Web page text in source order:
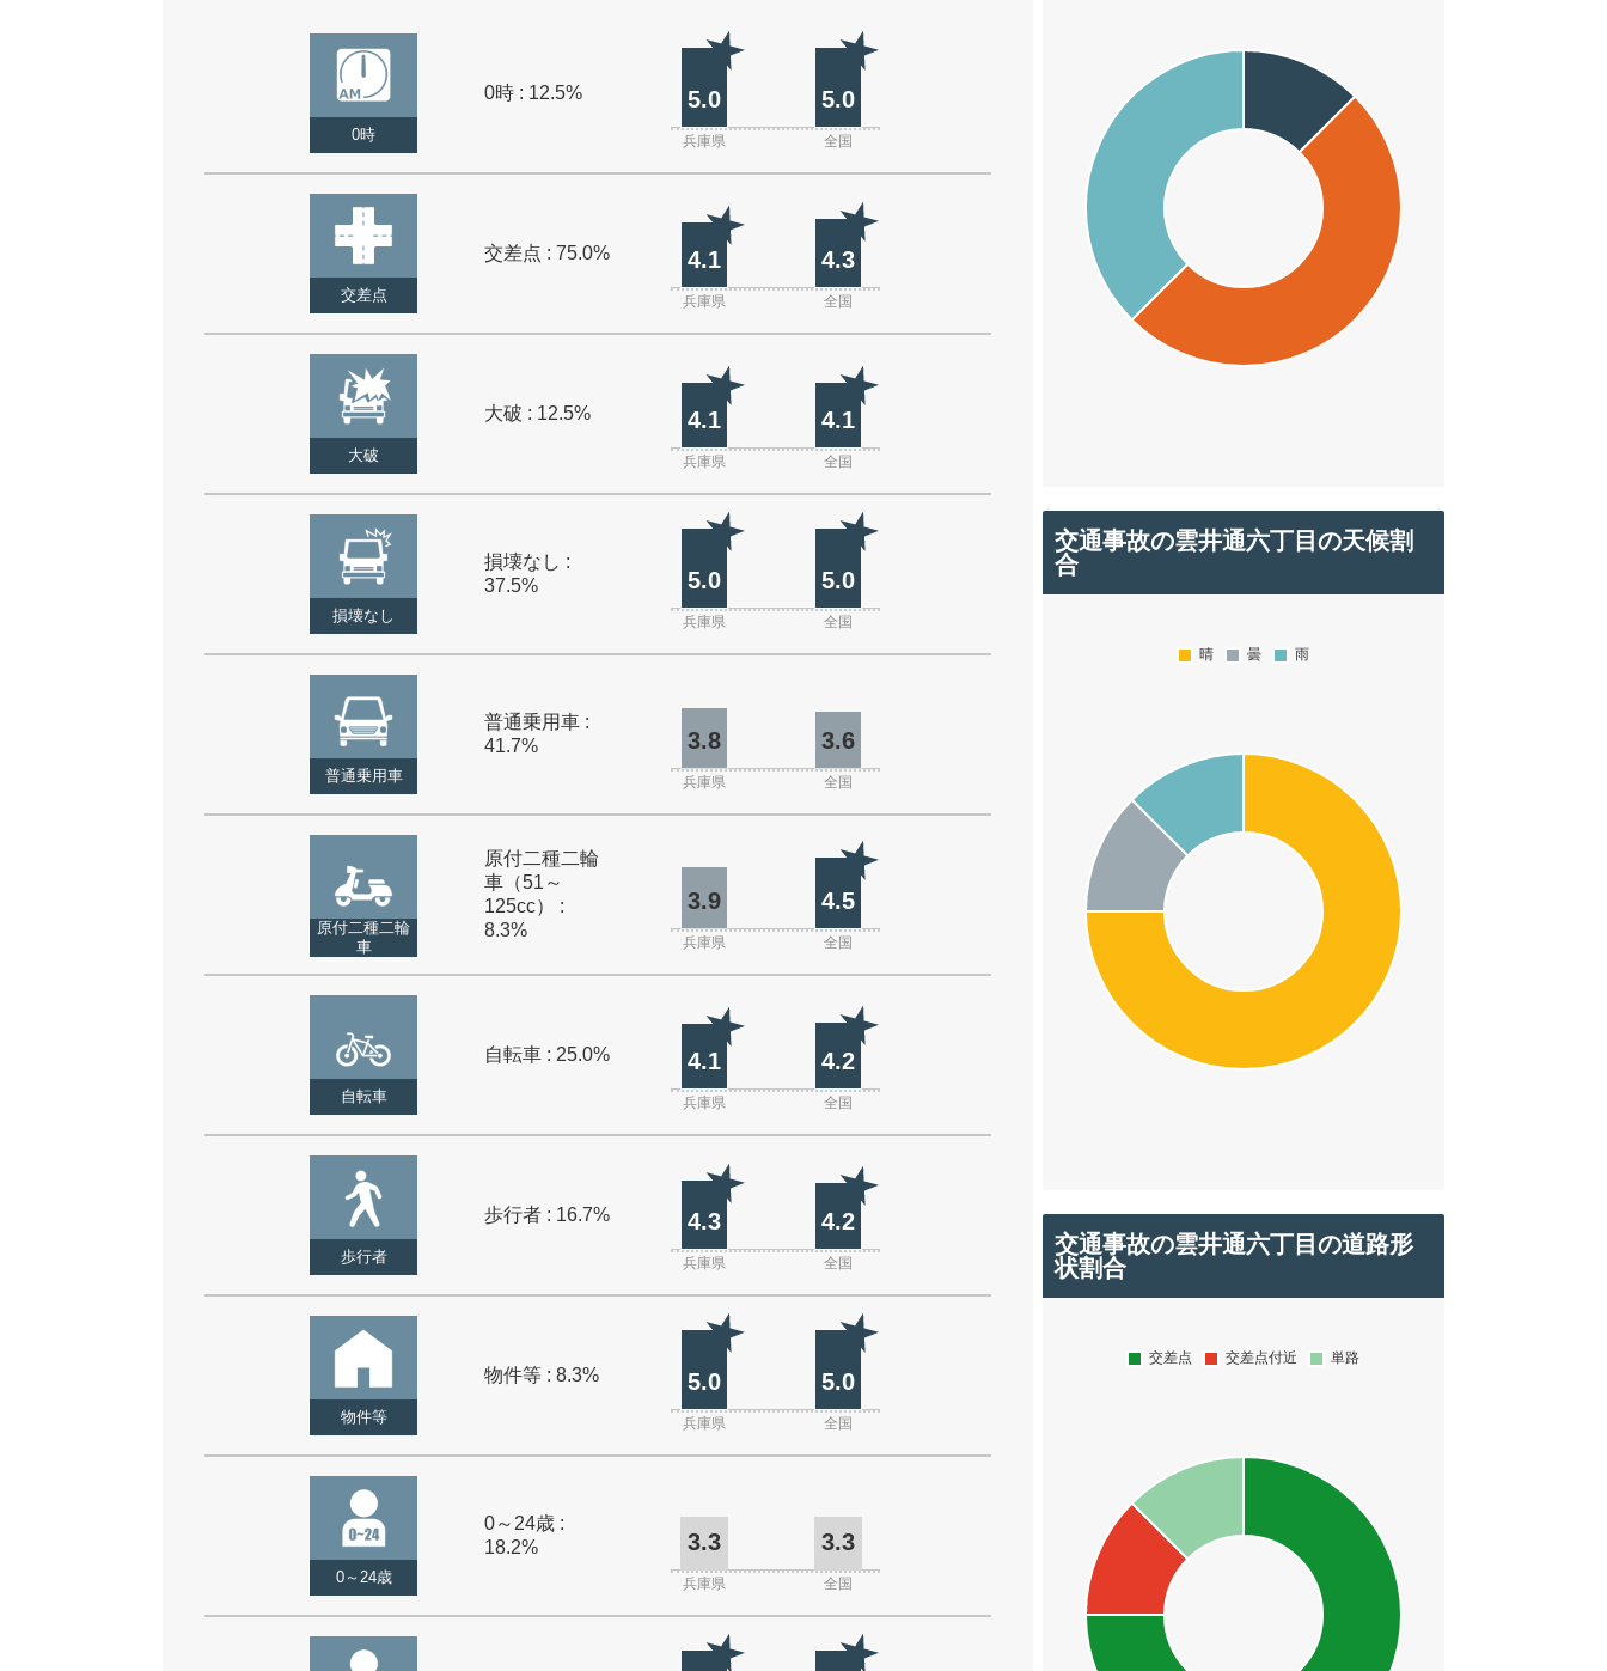
0時
0時 : 12.5% 5.0 5.0
兵庫県 全国
交差点
交差点 : 75.0% 4.1 4.3
兵庫県 全国
大破
大破 : 12.5% 4.1 4.1
兵庫県 全国
損壊なし
損壊なし :
37.5%
5.0 5.0
兵庫県 全国
普通乗用車
普通乗用車 :
41.7%
3.8 3.6
兵庫県 全国
原付二種二輪
車
原付二種二輪
車（51～
125cc） :
8.3%
3.9 4.5
兵庫県 全国
自転車
自転車 : 25.0% 4.1 4.2
兵庫県 全国
歩行者
歩行者 : 16.7% 4.3 4.2
兵庫県 全国
物件等
物件等 : 8.3% 5.0 5.0
兵庫県 全国
0～24歳
0～24歳 :
18.2%
3.3 3.3
兵庫県 全国
交通事故の雲井通六丁目の天候割
合
交通事故の雲井通六丁目の道路形
状割合